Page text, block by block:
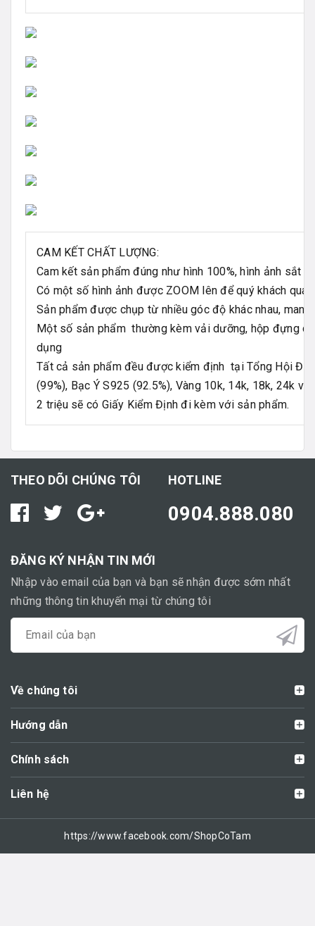
CAM KẾT CHẤT LƯỢNG:
Cam kết sản phẩm đúng như hình 100%, hình ảnh sắt
Có một số hình ảnh được ZOOM lên để quý khách
Sản phẩm được chụp từ nhiều góc độ khác nhau,
Một số sản phẩm thường kèm vải dưỡng, hộp đựng
dụng
Tất cả sản phẩm đều được kiểm định tại Tổng Hội
(99%), Bạc Ý S925 (92.5%), Vàng 10k, 14k, 18k, 24k
2 triệu sẽ có Giấy Kiểm Định đi kèm với sản phẩm.
THEO DÕI CHÚNG TÔI HOTLINE
0904.888.080
ĐĂNG KÝ NHẬN TIN MỚI
Nhập vào email của bạn và bạn sẽ nhận được sớm nhất
những thông tin khuyến mại từ chúng tôi
Về chúng tôi
Hướng dẫn
Chính sách
Liên hệ
https://www.facebook.com/ShopCoTam